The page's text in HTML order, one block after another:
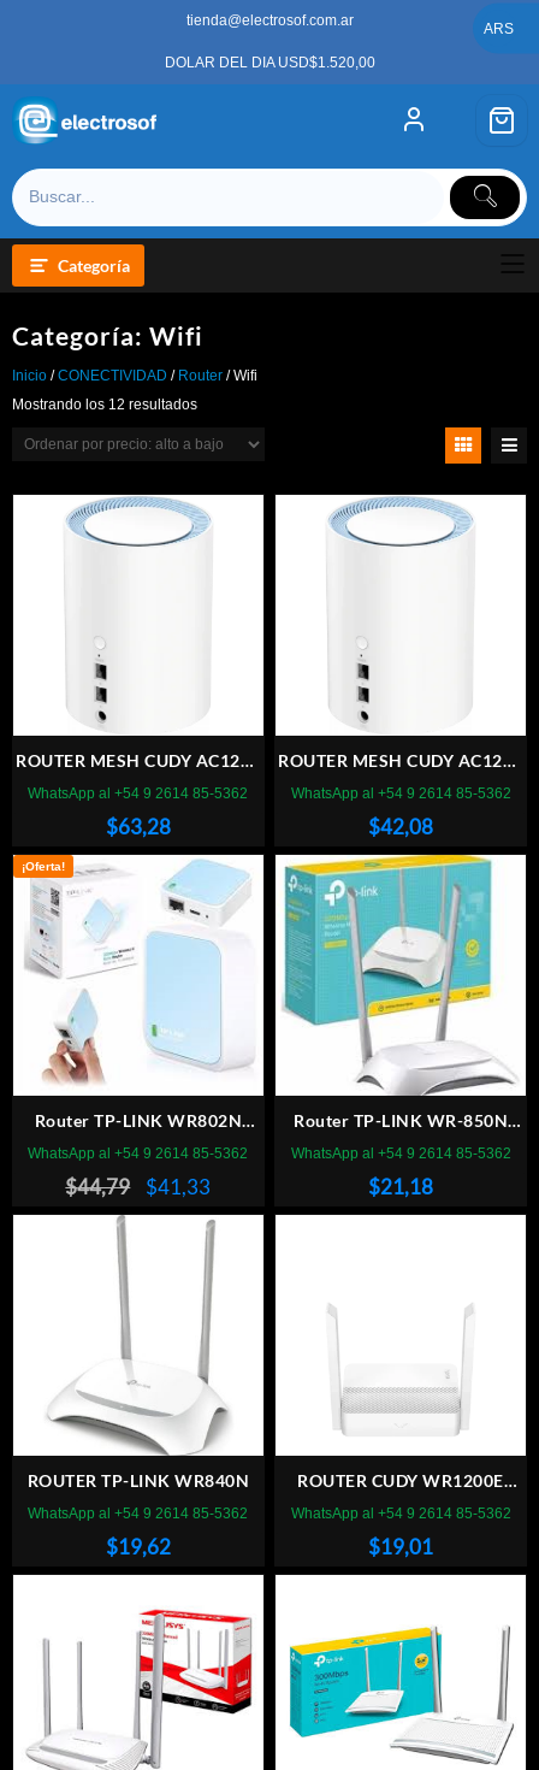
tienda@electrosof.com.ar
DOLAR DEL DIA USD$1.520,00
Categoría
Categoría: Wifi
Inicio /CONECTIVIDAD / Router / Wifi
Mostrando los 12 resultadosOrdenado
precio:
alto
ROUTER MESH CUDY AC1200
3 PACK
$63,28
WhatsApp al +54 9 2614 85-5362
ROUTER MESH CUDY AC1200
2 PACK
$42,08
WhatsApp al +54 9 2614 85-5362
¡Oferta!
Router TP-LINK WR802N
300Mbps AP Repetidor
$44,79
El
precio
original
$44,79.
$41,33
precio
actual
es:
$41,33.
WhatsApp al +54 9 2614 85-5362
Router TP-LINK WR-850N
300Mbps
$21,18
WhatsApp al +54 9 2614 85-5362
ROUTER TP-LINK WR840N
$19,62
WhatsApp al +54 9 2614 85-5362
ROUTER CUDY WR1200E
AC1200MBPS
$19,01
WhatsApp al +54 9 2614 85-5362
ARS